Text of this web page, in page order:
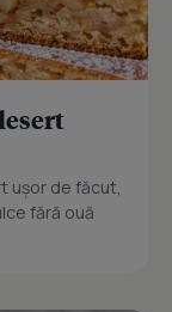
ușor de făcut,
fără ouă